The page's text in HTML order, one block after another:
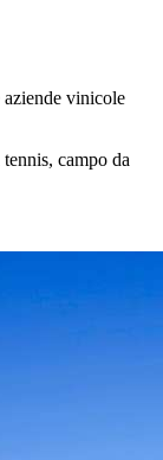
vinicole
campo da